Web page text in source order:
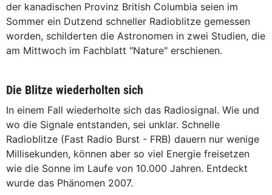
der kanadischen Provinz British Columbia seien im
Sommer ein Dutzend schneller Radioblitze gemessen
worden, schilderten die Astronomen in zwei Studien, die
am Mittwoch im Fachblatt "Nature" erschienen.
Die Blitze wiederholten sich
In einem Fall wiederholte sich das Radiosignal. Wie und
wo die Signale entstanden, sei unklar. Schnelle
Radioblitze (Fast Radio Burst - FRB) dauern nur wenige
Millisekunden, können aber so viel Energie freisetzen
wie die Sonne im Laufe von 10.000 Jahren. Entdeckt
wurde das Phänomen 2007.